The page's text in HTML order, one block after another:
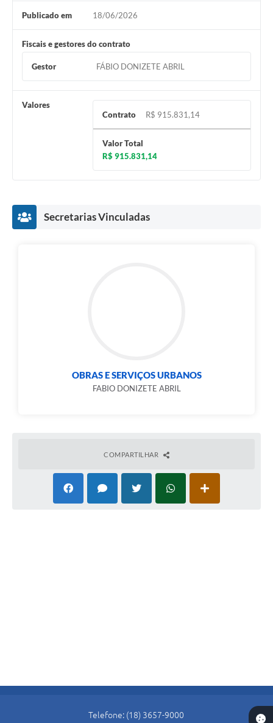
Publicado em 18/06/2026
Fiscais e gestores do contrato
Gestor FÁBIO DONIZETE ABRIL
Valores
Contrato
R$ 915.831,14
Valor Total
R$ 915.831,14
Secretarias Vinculadas
OBRAS E SERVIÇOS URBANOS
FABIO DONIZETE ABRIL
COMPARTILHAR
Telefone: (18) 3657-9000